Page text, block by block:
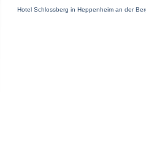
Hotel Schlossberg in Heppenheim an der